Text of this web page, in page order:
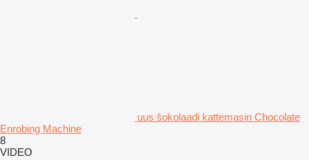
uus šokolaadi kattemasin Chocolate
Enrobing Machine
8
VIDEO